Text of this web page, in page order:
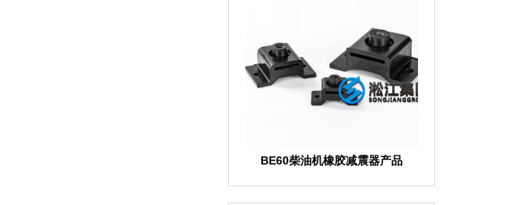
BE60柴油机橡胶减震器产品